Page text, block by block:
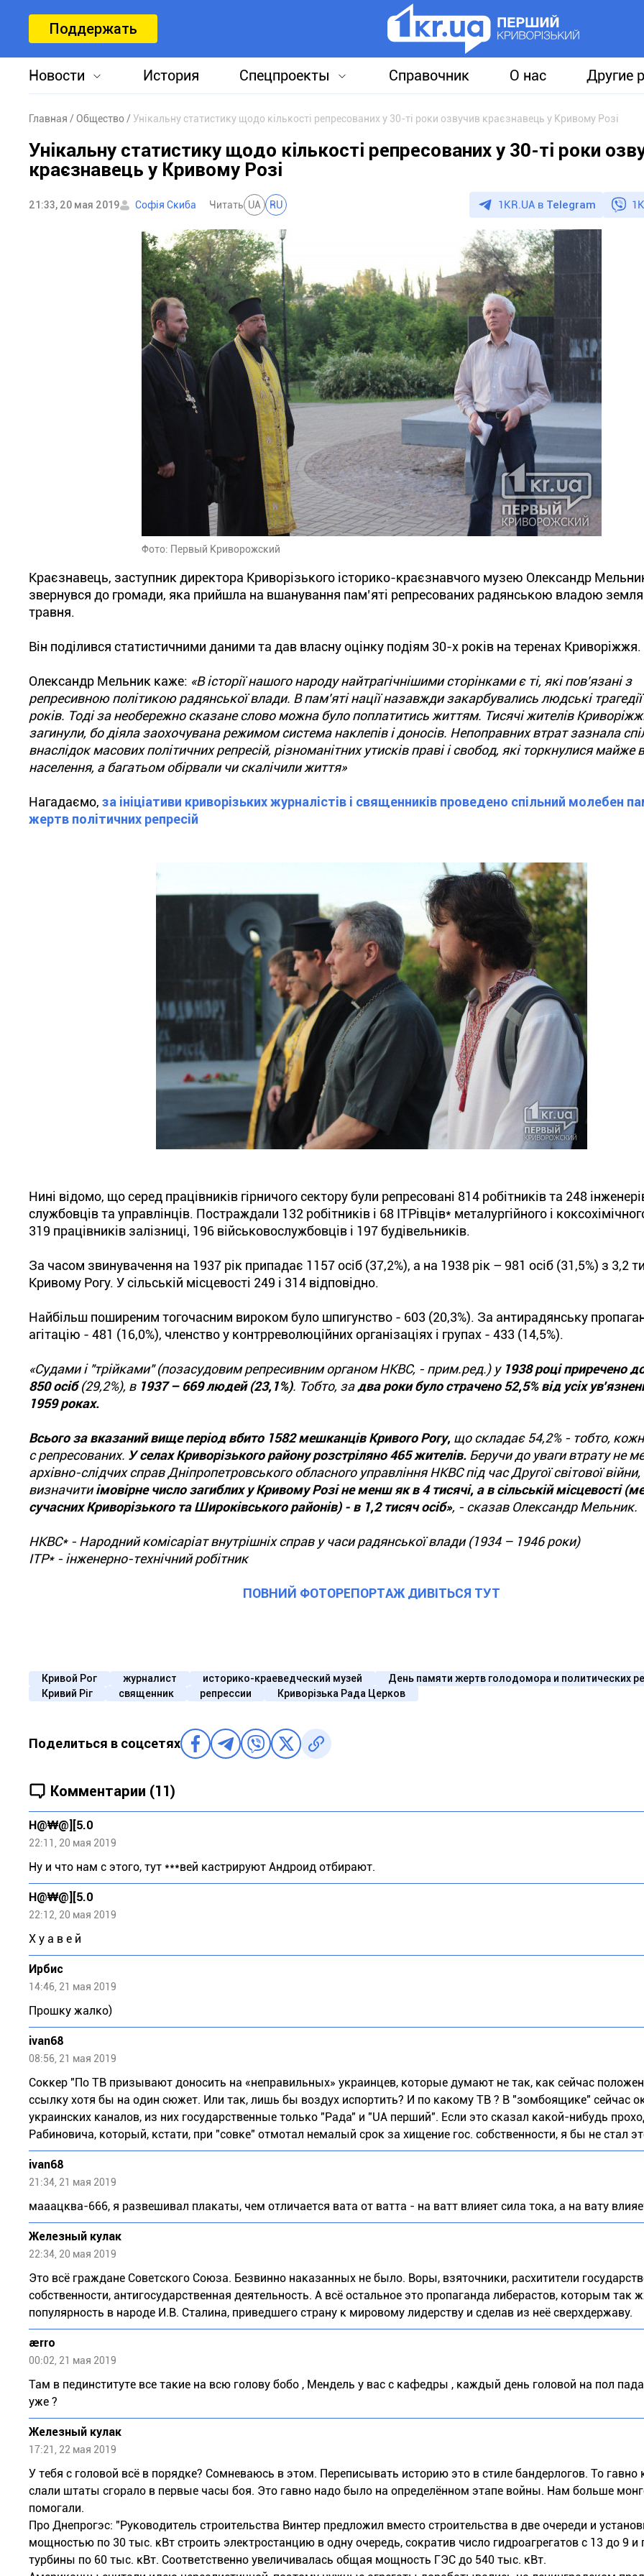
Поддержать
Новости История Спецпроекты Справочник О нас Другие
Главная Общество Унікальну статистику щодо кількості репресованих у 30-ті роки озвучив краєзнавець у Кривому Розі
Унікальну статистику щодо кількості репресованих у 30-ті роки
краєзнавець у Кривому Розі
21:33, 20 мая 2019 Софія Скиба Читать UA RU 1KR.UA в Telegram
Фото: Первый Криворожский
Краєзнавець, заступник директора Криворізького історико-краєзнавчого музею Олександр
звернувся до громади, яка прийшла на вшанування пам’яті репресованих радянською владою
травня.
Він поділився статистичними даними та дав власну оцінку подіям 30-х років на теренах Криворіжжя.
Олександр Мельник каже: «В історії нашого народу найтрагічнішими сторінками є ті, які пов'язані з
репресивною політикою радянської влади. В пам'яті нації назавжди закарбувались людські
років. Тоді за необережно сказане слово можна було поплатитись життям. Тисячі жителів
загинули, бо діяла заохочувана режимом система наклепів і доносів. Непоправних втрат зазнала
внаслідок масових політичних репресій, різноманітних утисків праві і свобод, які торкнулися майже
населення, а багатьом обірвали чи скалічили життя»
Нагадаємо, за ініціативи криворізьких журналістів і священників проведено спільний молебен
жертв політичних репресій
Нині відомо, що серед працівників гірничого сектору були репресовані 814 робітників та 248
службовців та управлінців. Постраждали 132 робітників і 68 ІТРівців* металургійного і
319 працівників залізниці, 196 військовослужбовців і 197 будівельників.
За часом звинувачення на 1937 рік припадає 1157 осіб (37,2%), а на 1938 рік – 981 осіб (31,5%) з 3,2
Кривому Рогу. У сільській місцевості 249 і 314 відповідно.
Найбільш поширеним тогочасним вироком було шпигунство - 603 (20,3%). За антирадянську
агітацію - 481 (16,0%), членство у контрреволюційних організаціях і групах - 433 (14,5%).
«Судами і "трійками" (позасудовим репресивним органом НКВС, - прим.ред.) у 1938 році приречено
850 осіб(29,2%), в 1937 – 669 людей (23,1%). Тобто, задва роки було страчено 52,5% від усіх
1959 роках.
Всього за вказаний вище період вбито 1582 мешканців Кривого Рогу, що складає 54,2% - тобто,
с репресованих. У селах Криворізького району розстріляно 465 жителів. Беручи до уваги втрату не
архівно-слідчих справ Дніпропетровського обласного управління НКВС під час Другої світової
визначитиімовірне число загиблих у Кривому Розі не менш як в 4 тисячі, а в сільській місцевості
сучасних Криворізького та Широківського районів) - в 1,2 тисяч осіб», - сказав Олександр Мельник.
НКВС* - Народний комісаріат внутрішніх справ у часи радянської влади (1934 – 1946 роки)
ІТР* - інженерно-технічний робітник
ПОВНИЙ ФОТОРЕПОРТАЖ ДИВІТЬСЯ ТУТ
Кривой Рог журналист историко-краеведческий музей
День памяти жертв голодомора и политических
Кривий Ріг
священник репрессии Криворізька Рада Церков
Поделиться в соцсетях
Комментарии (11)
H@₩@][5.0
22:11, 20 мая 2019
Ну и что нам с этого, тут ***вей кастрируют Андроид отбирают.
H@₩@][5.0
22:12, 20 мая 2019
Х у а в е й
Ирбис
14:46, 21 мая 2019
Прошку жалко)
ivan68
08:56, 21 мая 2019
Соккер "По ТВ призывают доносить на «неправильных» украинцев, которые думают не так, как сейчас
ссылку хотя бы на один сюжет. Или так, лишь бы воздух испортить? И по какому ТВ ? В "зомбоящике" сейчас
украинских каналов, из них государственные только "Рада" и "UA перший". Если это сказал какой-нибудь
Рабиновича, который, кстати, при "совке" отмотал немалый срок за хищение гос. собственности, я бы не стал
ivan68
21:34, 21 мая 2019
мааацква-666, я развешивал плакаты, чем отличается вата от ватта - на ватт влияет сила тока, а на вату
Железный кулак
22:34, 20 мая 2019
Это всё граждане Советского Союза. Безвинно наказанных не было. Воры, взяточники, расхитители
собственности, антигосударственная деятельность. А всё остальное это пропаганда либерастов, которым так
популярность в народе И.В. Сталина, приведшего страну к мировому лидерству и сделав из неё сверхдержаву.
aerro
00:02, 21 мая 2019
Там в пединституте все такие на всю голову бобо , Мендель у вас с кафедры , каждый день головой на пол
уже ?
Железный кулак
17:21, 22 мая 2019
У тебя с головой всё в порядке? Сомневаюсь в этом. Переписывать историю это в стиле бандерлогов. То гавно
слали штаты сгорало в первые часы боя. Это гавно надо было на определённом этапе войны. Нам больше
помогали.
Про Днепрогэс: "Руководитель строительства Винтер предложил вместо строительства в две очереди и
мощностью по 30 тыс. кВт строить электростанцию в одну очередь, сократив число гидроагрегатов с 13 до 9 и
турбины по 60 тыс. кВт. Соответственно увеличивалась общая мощность ГЭС до 540 тыс. кВт.